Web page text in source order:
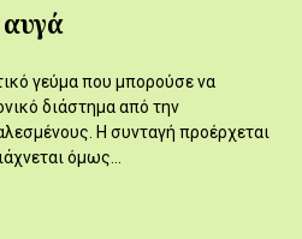
γεύμα που μπορούσε να
διάστημα από την
Η συνταγή προέρχεται
όμως…